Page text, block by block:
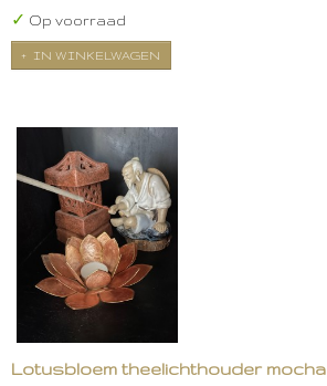
✓ Op voorraad
IN WINKELWAGEN
Lotusbloem theelichthouder mocha